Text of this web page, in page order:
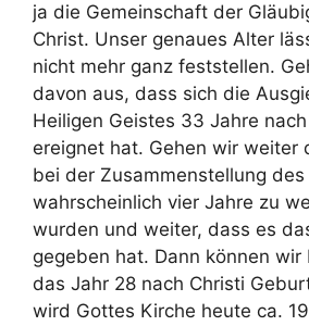
ja die Gemeinschaft der
Christ. Unser genaues Alter
nicht mehr ganz feststellen.
davon aus, dass sich die
Heiligen Geistes 33 Jahre
ereignet hat. Gehen wir weiter
bei der Zusammenstellung des
wahrscheinlich vier Jahre zu
wurden und weiter, dass es
gegeben hat. Dann können wir
das Jahr 28 nach Christi
wird Gottes Kirche heute ca.